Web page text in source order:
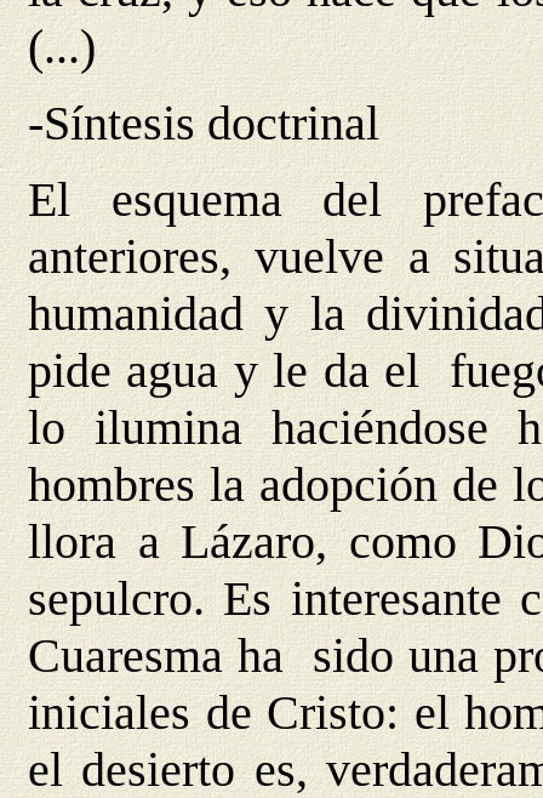
(...)
-Síntesis doctrinal
El esquema del
anteriores, vuelve a
humanidad y la
pide agua y le da el
lo ilumina haciéndose
hombres la adopción de
llora a Lázaro, como
sepulcro. Es interesante
Cuaresma ha sido una
iniciales de Cristo: el
el desierto es,